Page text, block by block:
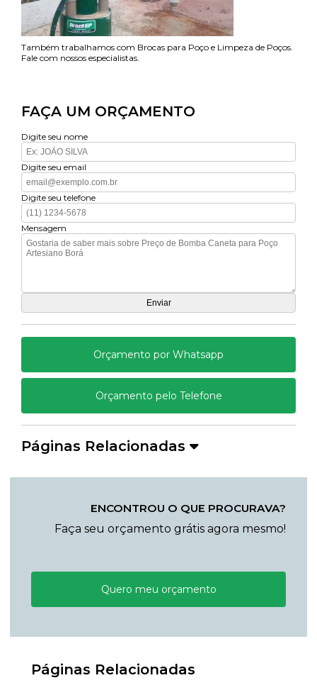
Também trabalhamos com Brocas para Poço e Limpeza de Poços.
Fale com nossos especialistas.
FAÇA UM ORÇAMENTO
Digite seu nome
Digite seu email
Digite seu telefone
Mensagem
Orçamento por Whatsapp
Orçamento pelo Telefone
Páginas Relacionadas
ENCONTROU O QUE PROCURAVA?
Faça seu orçamento grátis agora mesmo!
Quero meu orçamento
Páginas Relacionadas